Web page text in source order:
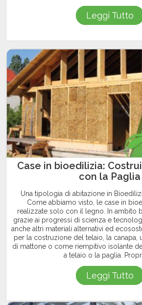
Leggi Tutto
Case in bioedilizia:
con la Paglia
Una tipologia di abitazione in
Come abbiamo visto, le case in
realizzate solo con il legno. In ambito
grazie ai progressi di scienza e
anche altri materiali alternativi ed
per la costruzione del telaio, la canapa,
di mattone o come riempitivo isolante
a telaio o la paglia.
Leggi Tutto